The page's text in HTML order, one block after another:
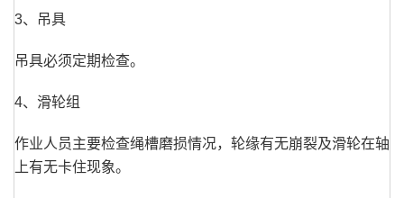
3、吊具
吊具必须定期检查。
4、滑轮组
作业人员主要检查绳槽磨损情况，轮缘有无崩裂及滑轮在轴
上有无卡住现象。